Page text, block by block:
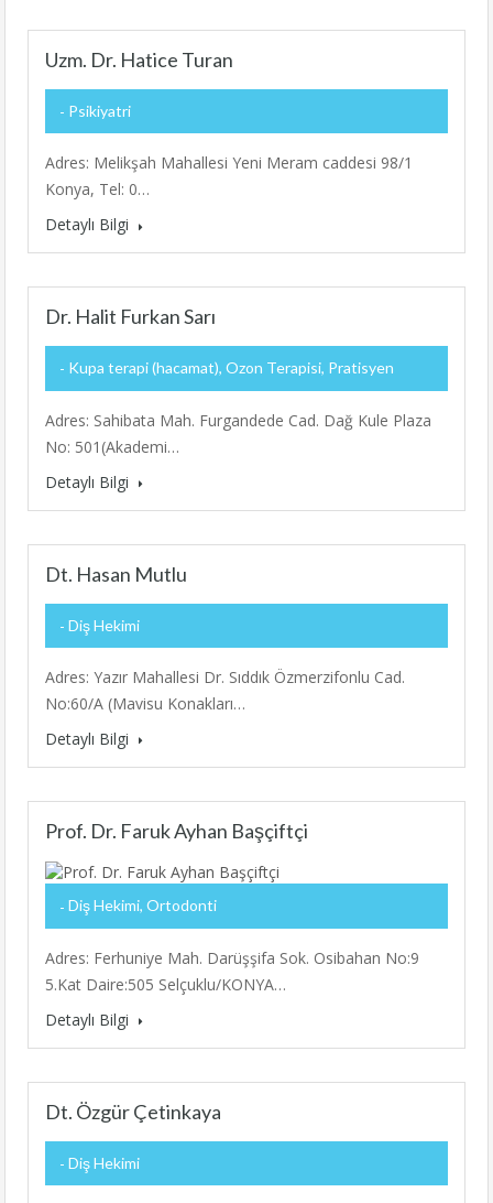
Uzm. Dr. Hatice Turan
Psikiyatri
Adres: Melikşah Mahallesi Yeni Meram caddesi 98/1
Konya, Tel: 0…
Detaylı Bilgi
Dr. Halit Furkan Sarı
Kupa terapi (hacamat), Ozon Terapisi, Pratisyen
Adres: Sahibata Mah. Furgandede Cad. Dağ Kule Plaza
No: 501(Akademi…
Detaylı Bilgi
Dt. Hasan Mutlu
Diş Hekimi
Adres: Yazır Mahallesi Dr. Sıddık Özmerzifonlu Cad.
No:60/A (Mavisu Konakları…
Detaylı Bilgi
Prof. Dr. Faruk Ayhan Başçiftçi
Diş Hekimi, Ortodonti
Adres: Ferhuniye Mah. Darüşşifa Sok. Osibahan No:9
5.Kat Daire:505 Selçuklu/KONYA…
Detaylı Bilgi
Dt. Özgür Çetinkaya
Diş Hekimi